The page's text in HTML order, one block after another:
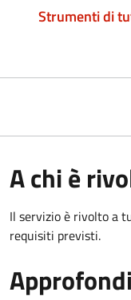
Strumenti di
A chi è
Il servizio è rivolto a
requisiti previsti.